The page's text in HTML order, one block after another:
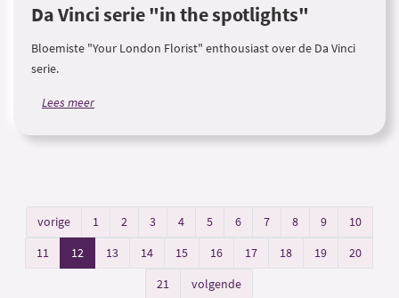
Da Vinci serie "in the spotlights"
Bloemiste "Your London Florist" enthousiast over de Da Vinci
serie.
Lees meer
vorige 1 2 3 4 5 6 7 8 9
10
11
12 13 14 15 16 17 18 19
20
21
volgende